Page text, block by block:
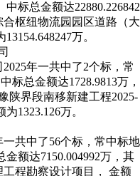
标总金额达22880.226842
枢纽物流园园区道路（大
万。
年一共中了2个标，常
标总金额达1728.9813万，
陕界段南移新建工程2025-
1323.126万。
共中了56个标，常中标地
额达7150.004992万，其
程勘察设计项目， 金额